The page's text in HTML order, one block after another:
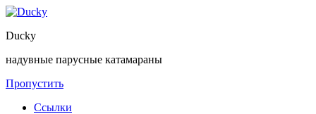
Ducky
надувные парусные катамараны
Пропустить
Ссылки